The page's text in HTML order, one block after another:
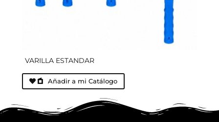
VARILLA ESTANDAR
Añadir a mi Catálogo